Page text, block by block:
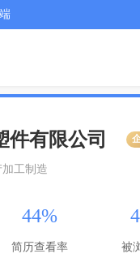
件有限公司
工制造
44%
简历查看率 被